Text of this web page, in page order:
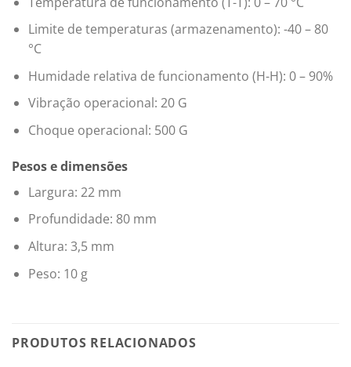
Limite de temperaturas (armazenamento): -40 – 80
°C
Humidade relativa de funcionamento (H-H): 0 – 90%
Vibração operacional: 20 G
Choque operacional: 500 G
Pesos e dimensões
Largura: 22 mm
Profundidade: 80 mm
Altura: 3,5 mm
Peso: 10 g
PRODUTOS RELACIONADOS